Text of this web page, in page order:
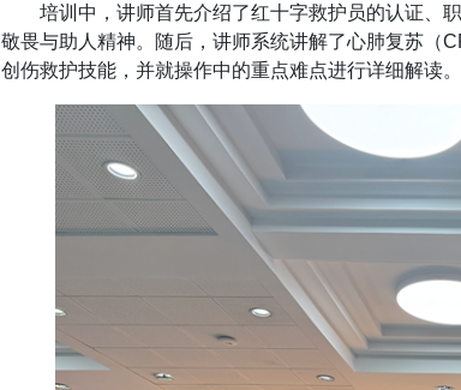
培训中，讲师首先介绍了红十字救护员的认证、
敬畏与助人精神。
随后，讲师系统讲解了心肺复苏（
创伤救护技能，并就操作中的重点难点进行详细解读。